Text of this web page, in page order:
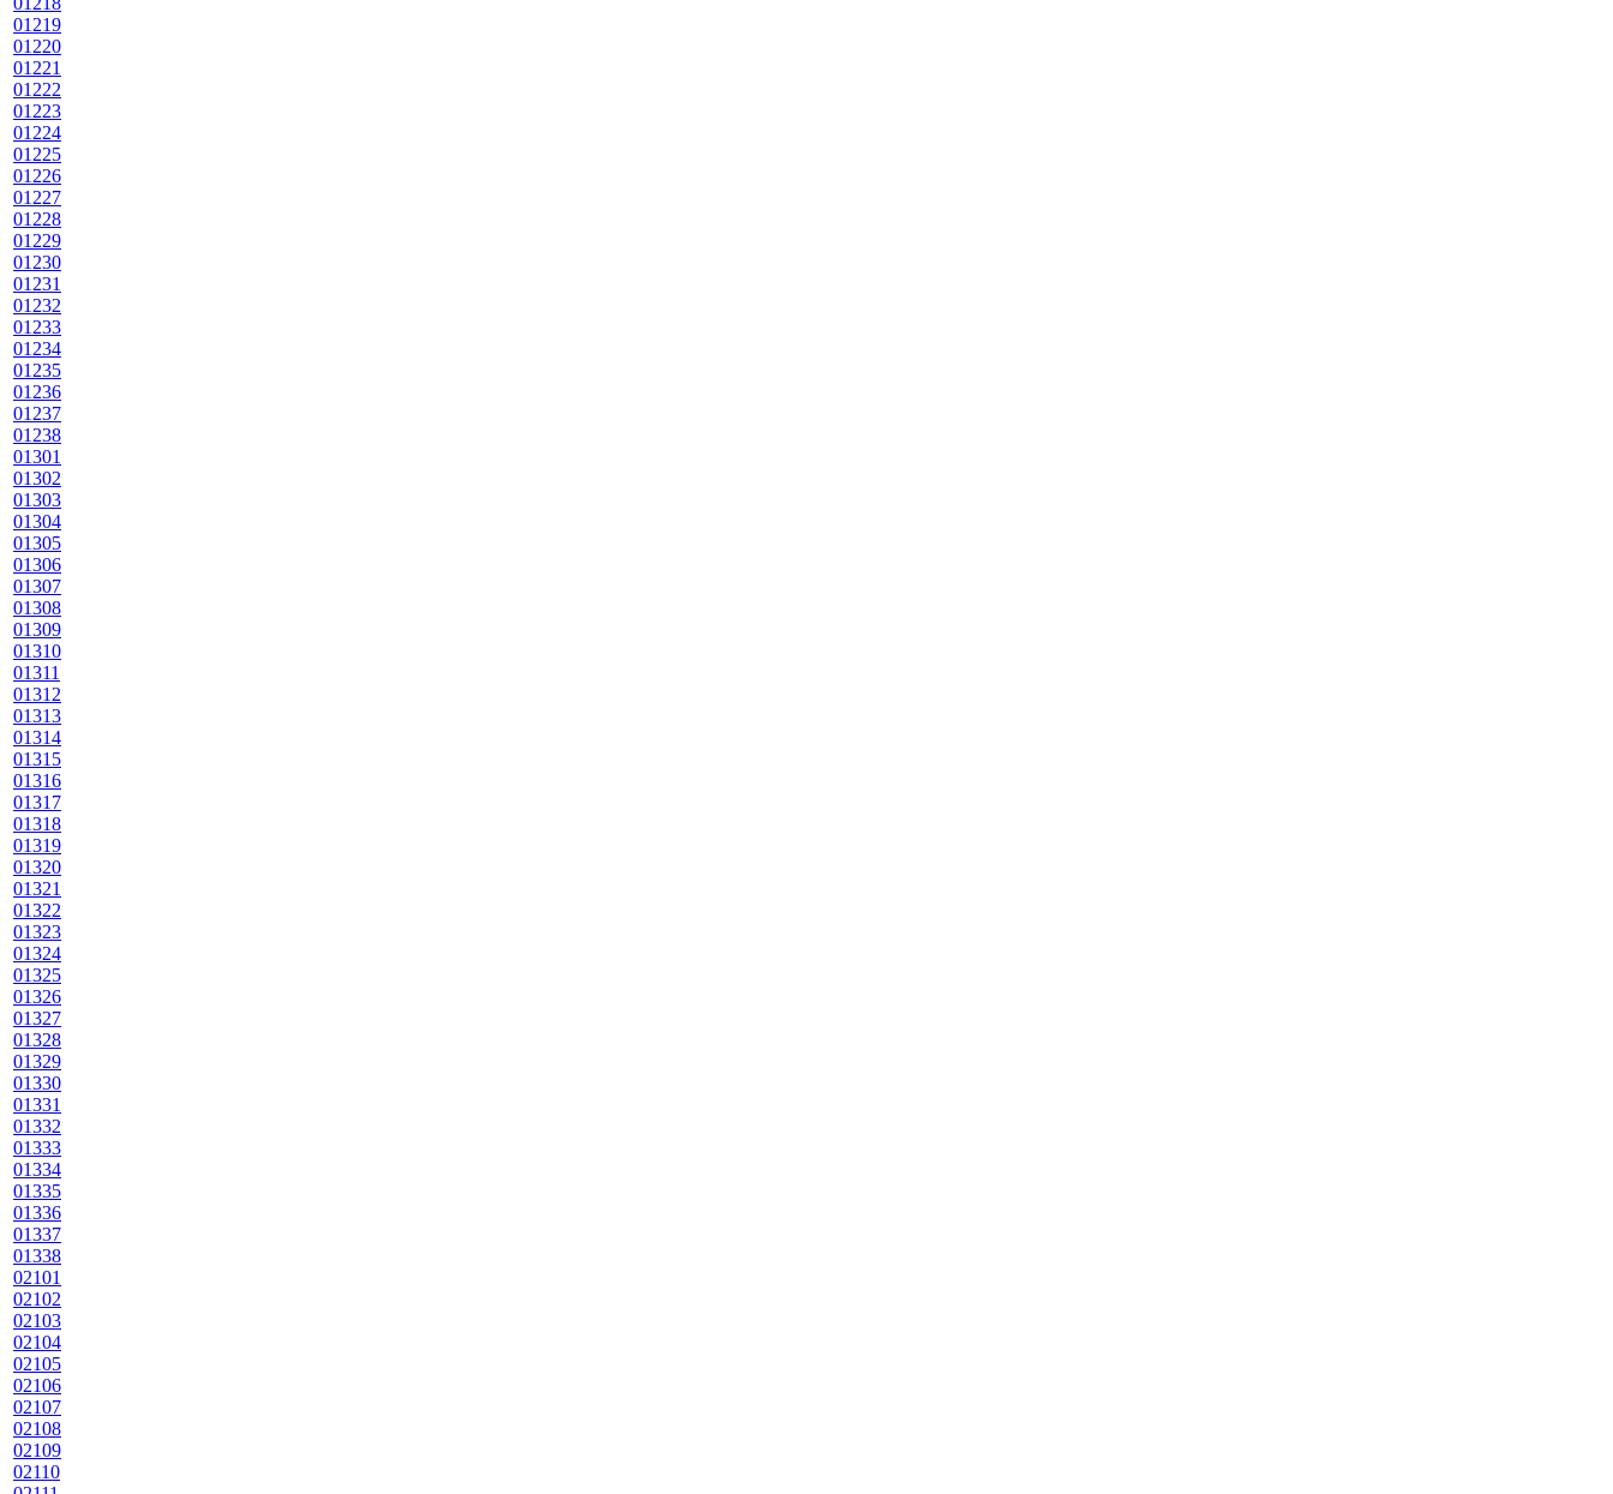
01219
01220
01221
01222
01223
01224
01225
01226
01227
01228
01229
01230
01231
01232
01233
01234
01235
01236
01237
01238
01301
01302
01303
01304
01305
01306
01307
01308
01309
01310
01311
01312
01313
01314
01315
01316
01317
01318
01319
01320
01321
01322
01323
01324
01325
01326
01327
01328
01329
01330
01331
01332
01333
01334
01335
01336
01337
01338
02101
02102
02103
02104
02105
02106
02107
02108
02109
02110